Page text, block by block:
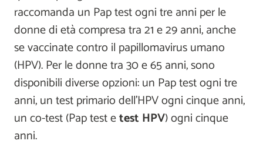
raccomanda un Pap test ogni tre anni per le
donne di età compresa tra 21 e 29 anni, anche
se vaccinate contro il papillomavirus umano
(HPV). Per le donne tra 30 e 65 anni, sono
disponibili diverse opzioni: un Pap test ogni tre
anni, un test primario dell'HPV ogni cinque anni,
un co-test (Pap test etest HPV) ogni cinque
anni.